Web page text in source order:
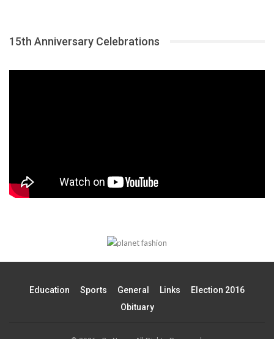
15th Anniversary Celebrations
Education Sports General Links
Election 2016
Obituary